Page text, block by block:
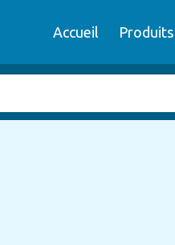
Accueil Produits